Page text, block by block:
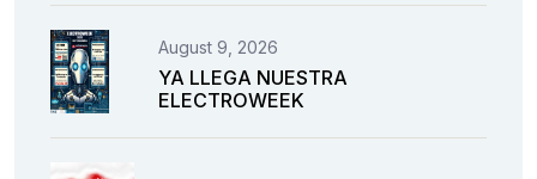
August 9, 2026
YA LLEGA NUESTRA
ELECTROWEEK